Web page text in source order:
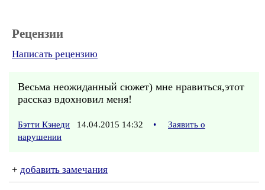
Рецензии
Написать рецензию
Весьма неожиданный сюжет) мне нравиться,этот
рассказ вдохновил меня!
Бэтти Кэнеди 14.04.2015 14:32 •
Заявить о
нарушении
+ добавить замечания